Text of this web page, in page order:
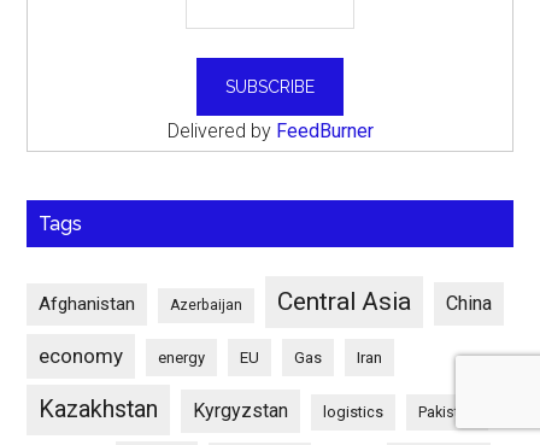
Delivered by FeedBurner
Tags
Afghanistan Azerbaijan Central Asia China
economy energy EU Gas Iran
Kazakhstan Kyrgyzstan logistics Pakistan